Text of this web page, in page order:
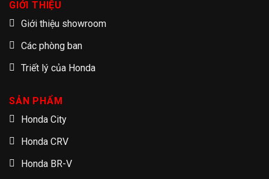
GIỚI THIỆU
Giới thiệu showroom
Các phòng ban
Triết lý của Honda
SẢN PHẨM
Honda City
Honda CRV
Honda BR-V